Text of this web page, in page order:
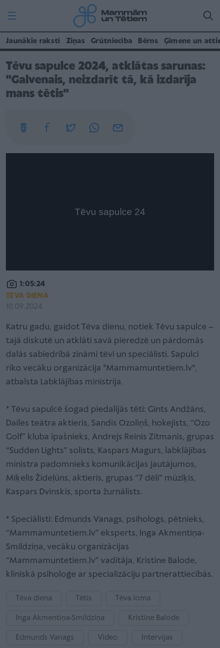
Jaunākie raksti Ziņas Grūtniecība Bērns Ģimene un
Tēvu sapulce 2024, atklātas sarunas:
"Galvenais, neizdarīt tā, kā izdarīja
mans tētis"
1:05:24
TĒVA DIENA
10.09.2024
Katru gadu, gaidot Tēva dienu, notiek Tēvu sapulce –
tajā diskutē un atklāti savā pieredzē un pārdomās
dalās sabiedrībā zināmi tēvi un speciālisti. Sapulci
rīko vecāku organizācija "Mammamuntetiem.lv",
atbalsta Labklājības ministrija.
* Tēvu sapulcē šogad piedalījās tēti: Gints Andžāns,
Dailes teātra aktieris, Sandis Ozoliņš, hokejists, “Ozo
Golf” kluba īpašnieks, Andrejs Reinis Zitmanis, grupas
“Sudden Lights” solists, Kaspars Magurs, labklājības
ministra padomnieks komunikācijas jautājumos,
Miķelis Žideļūns, aktieris, grupas “7 dēli” mūziķis,
Kaspars Dvinskis, sporta žurnālists.
* Speciālisti: Edmunds Vanags, psihologs, pētnieks,
“Mammamuntetiem.lv” eksperts, Inga Akmentiņa-
Smildziņa, vecāku organizācijas
“Mammamuntetiem.lv” vadītāja, Kristīne Balode,
klīniskā psiholoģe ar specializāciju partnerattiecībās.
Tēva diena Tētis Tēva loma
Inga Akmentiņa-Smildziņa Kristīne Balode
Edmunds Vanags Video Intervijas